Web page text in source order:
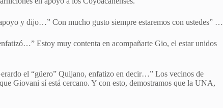
y dijo…” Con mucho gusto siempre estaremos con ustedes” …
Estoy muy contenta en acompañarte Gio, el estar unidos
el “güero” Quijano, enfatizo en decir…” Los vecinos de
Giovani sí está cercano. Y con esto, demostramos que la UNA,